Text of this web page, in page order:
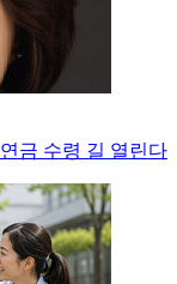
금 수령 길 열린다